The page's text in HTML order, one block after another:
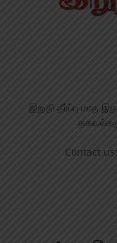
இறுதி தீர்ப்பு மாத
Contact us: